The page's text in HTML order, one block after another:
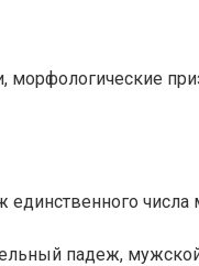
числа
падеж,